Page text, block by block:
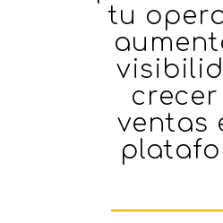
tu
ventas